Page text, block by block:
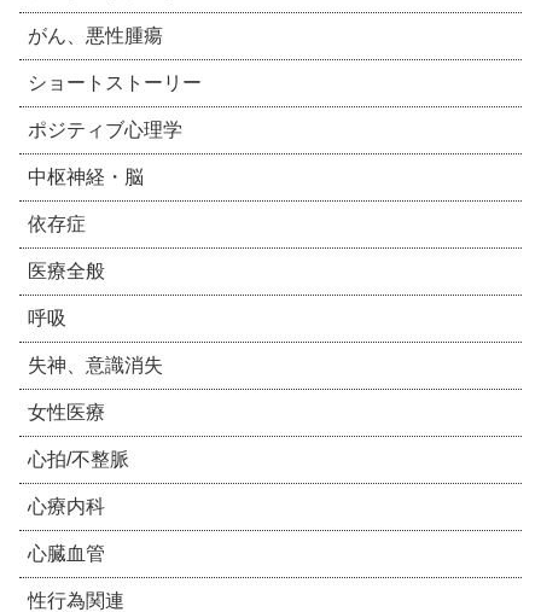
がん、悪性腫瘍
ショートストーリー
ポジティブ心理学
中枢神経・脳
依存症
医療全般
呼吸
失神、意識消失
女性医療
心拍/不整脈
心療内科
心臓血管
性行為関連